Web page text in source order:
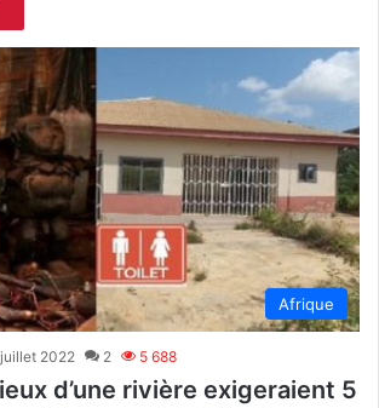
Afrique
2022 2 5 688
d’une rivière exigeraient 5